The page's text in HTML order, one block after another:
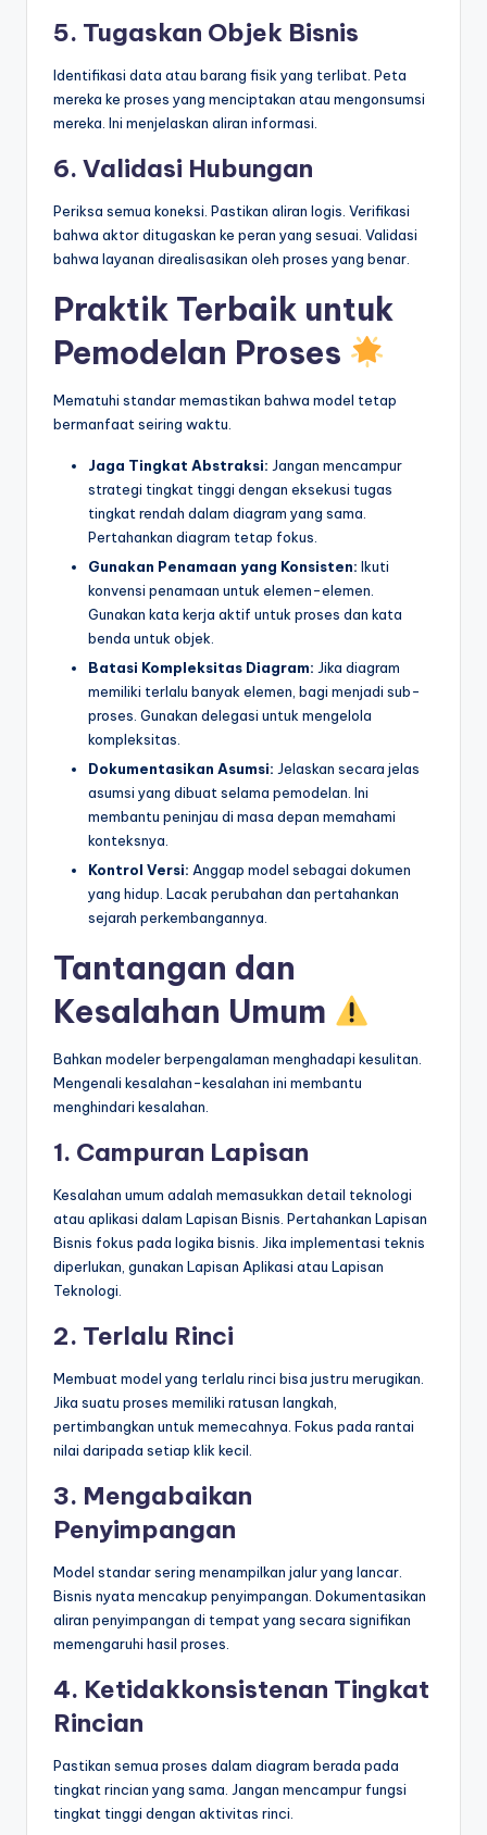
5. Tugaskan Objek Bisnis
Identifikasi data atau barang fisik yang terlibat. Peta
mereka ke proses yang menciptakan atau mengonsumsi
mereka. Ini menjelaskan aliran informasi.
6. Validasi Hubungan
Periksa semua koneksi. Pastikan aliran logis. Verifikasi
bahwa aktor ditugaskan ke peran yang sesuai. Validasi
bahwa layanan direalisasikan oleh proses yang benar.
Praktik Terbaik untuk
Pemodelan Proses
Mematuhi standar memastikan bahwa model tetap
bermanfaat seiring waktu.
Jaga Tingkat Abstraksi: Jangan mencampur
strategi tingkat tinggi dengan eksekusi tugas
tingkat rendah dalam diagram yang sama.
Pertahankan diagram tetap fokus.
Gunakan Penamaan yang Konsisten: Ikuti
konvensi penamaan untuk elemen-elemen.
Gunakan kata kerja aktif untuk proses dan kata
benda untuk objek.
Batasi Kompleksitas Diagram: Jika diagram
memiliki terlalu banyak elemen, bagi menjadi sub-
proses. Gunakan delegasi untuk mengelola
kompleksitas.
Dokumentasikan Asumsi: Jelaskan secara jelas
asumsi yang dibuat selama pemodelan. Ini
membantu peninjau di masa depan memahami
konteksnya.
Kontrol Versi: Anggap model sebagai dokumen
yang hidup. Lacak perubahan dan pertahankan
sejarah perkembangannya.
Tantangan dan
Kesalahan Umum
Bahkan modeler berpengalaman menghadapi kesulitan.
Mengenali kesalahan-kesalahan ini membantu
menghindari kesalahan.
1. Campuran Lapisan
Kesalahan umum adalah memasukkan detail teknologi
atau aplikasi dalam Lapisan Bisnis. Pertahankan Lapisan
Bisnis fokus pada logika bisnis. Jika implementasi teknis
diperlukan, gunakan Lapisan Aplikasi atau Lapisan
Teknologi.
2. Terlalu Rinci
Membuat model yang terlalu rinci bisa justru merugikan.
Jika suatu proses memiliki ratusan langkah,
pertimbangkan untuk memecahnya. Fokus pada rantai
nilai daripada setiap klik kecil.
3. Mengabaikan
Penyimpangan
Model standar sering menampilkan jalur yang lancar.
Bisnis nyata mencakup penyimpangan. Dokumentasikan
aliran penyimpangan di tempat yang secara signifikan
memengaruhi hasil proses.
4. Ketidakkonsistenan Tingkat
Rincian
Pastikan semua proses dalam diagram berada pada
tingkat rincian yang sama. Jangan mencampur fungsi
tingkat tinggi dengan aktivitas rinci.